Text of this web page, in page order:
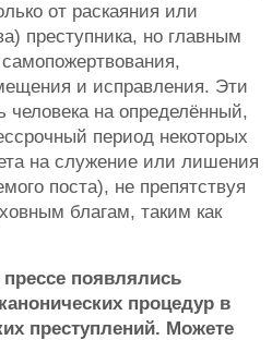
от раскаяния или
преступника, но главным
и исправления. Эти
человека на определённый,
период некоторых
на служение или лишения
поста), не препятствуя
благам, таким как
появлялись
процедур в
преступлений. Можете